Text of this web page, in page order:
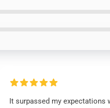
It surpassed my expectations